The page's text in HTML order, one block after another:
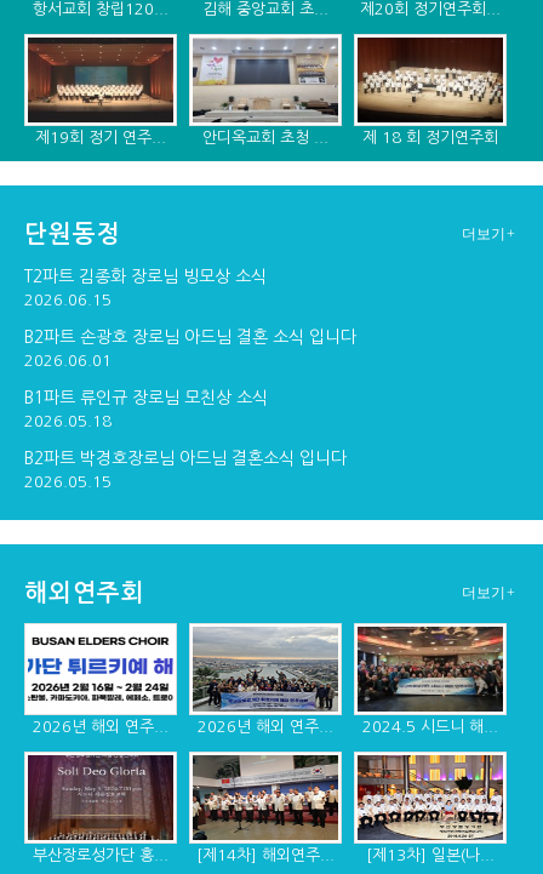
항서교회 창립120... 김해 중앙교회 초... 제20회 정기연주회...
제19회 정기 연주... 안디옥교회 초청 ... 제 18 회 정기연주회
구포교회 연주 창단30주년기념 순...
창단 30주년 기념 ...
단원동정 더보기+
T2파트 김종화 장로님 빙모상 소식
2026.06.15
B2파트 손광호 장로님 아드님 결혼 소식 입니다
2026.06.01
B1파트 류인규 장로님 모친상 소식
2026.05.18
B2파트 박경호장로님 아드님 결혼소식 입니다
2026.05.15
해외연주회 더보기+
2026년 해외 연주... 2026년 해외 연주... 2024.5 시드니 해...
부산장로성가단 홍... [제14차] 해외연주... [제13차] 일본(나...